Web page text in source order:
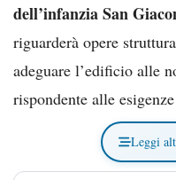
dell’infanzia San
riguarderà opere
adeguare l’edificio alle
rispondente alle
Leggi